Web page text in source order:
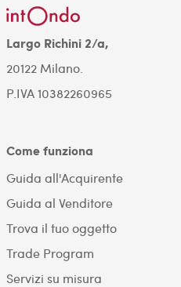
Largo Richini 2/a,
20122 Milano.
P.IVA 10382260965
Come funziona
Guida all'Acquirente
Guida al Venditore
Trova il tuo oggetto
Trade Program
Servizi su misura